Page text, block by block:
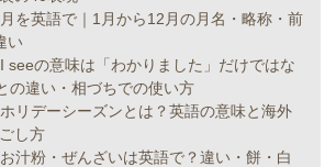
月を英語で｜1月から12月の月名・略称・前
い
I seeの意味は「わかりました」だけではな
の違い・相づちでの使い方
ホリデーシーズンとは？英語の意味と海外
し方
お汁粉・ぜんざいは英語で？違い・餅・白